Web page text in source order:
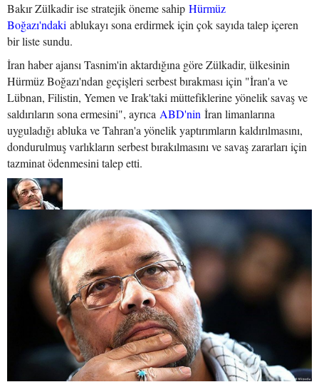
Bakır Zülkadir ise stratejik öneme sahip Hürmüz
Boğazı'ndaki ablukayı sona erdirmek için çok sayıda talep içeren
bir liste sundu.
İran haber ajansı Tasnim'in aktardığına göre Zülkadir, ülkesinin
Hürmüz Boğazı'ndan geçişleri serbest bırakması için "İran'a ve
Lübnan, Filistin, Yemen ve Irak'taki müttefiklerine yönelik savaş ve
saldırıların sona ermesini", ayrıca ABD'nin İran limanlarına
uyguladığı abluka ve Tahran'a yönelik yaptırımların kaldırılmasını,
dondurulmuş varlıkların serbest bırakılmasını ve savaş zararları için
tazminat ödenmesini talep etti.